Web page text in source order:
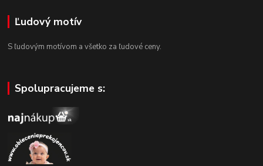
Ľudový motív
S ľudovým motívom a všetko za ľudové ceny.
Spolupracujeme s: